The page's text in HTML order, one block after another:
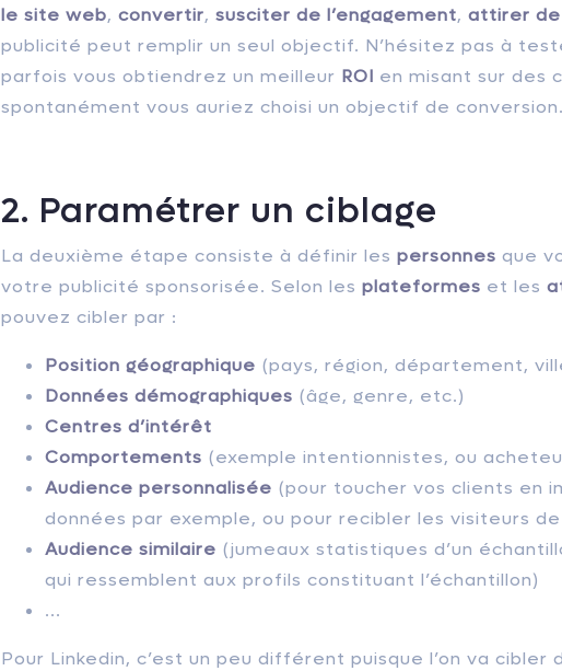
le site web, convertir, susciter de l’engagement, attirer de
publicité peut remplir un seul objectif. N’hésitez pas à
parfois vous obtiendrez un meilleur ROI en misant sur des
spontanément vous auriez choisi un objectif de conversion.
2. Paramétrer un ciblage
La deuxième étape consiste à définir les personnes que
votre publicité sponsorisée. Selon les plateformes et les
pouvez cibler par :
Position géographique (pays, région, département,
Données démographiques (âge, genre, etc.)
Centres d’intérêt
Comportements (exemple intentionnistes, ou
Audience personnalisée (pour toucher vos clients en
données par exemple, ou pour recibler les visiteurs
Audience similaire (jumeaux statistiques d’un
qui ressemblent aux profils constituant l’échantillon)
...
Pour Linkedin, c’est un peu différent puisque l’on va cibler